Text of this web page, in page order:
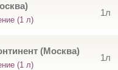
(1 л)
1л
(Москва)
(1 л)
1л